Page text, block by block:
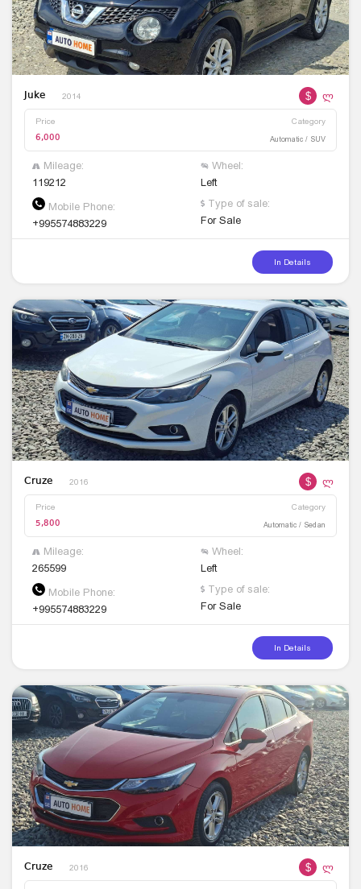
Juke 2014 $ ლ
Price Category
6,000 Automatic / SUV
Mileage:
119212
Wheel:
Left
Mobile Phone:
+995574883229
Type of sale:
For Sale
In Details
Cruze 2016 $ ლ
Price Category
5,800 Automatic / Sedan
Mileage:
265599
Wheel:
Left
Mobile Phone:
+995574883229
Type of sale:
For Sale
In Details
Cruze 2016 $ ლ